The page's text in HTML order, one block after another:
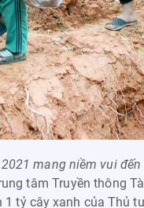
mang niềm vui
tâm Truyền thông
1 tỷ cây xanh của Thủ